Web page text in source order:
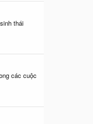
thái
các cuộc